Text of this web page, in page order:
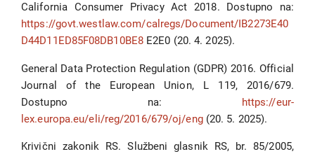
California Consumer Privacy Act 2018. Dostupno na:
https://govt.westlaw.com/calregs/Document/IB2273E40
D44D11ED85F08DB10BE8 E2E0 (20. 4. 2025).
General Data Protection Regulation (GDPR) 2016. Official
Journal of the European Union, L 119, 2016/679.
Dostupno na: https://eur-
lex.europa.eu/eli/reg/2016/679/oj/eng(20. 5. 2025).
Krivični zakonik RS. Službeni glasnik RS, br. 85/2005,